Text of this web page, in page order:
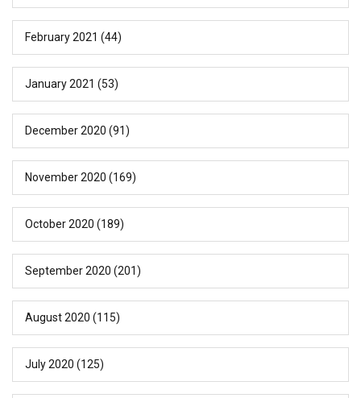
February 2021 (44)
January 2021 (53)
December 2020 (91)
November 2020 (169)
October 2020 (189)
September 2020 (201)
August 2020 (115)
July 2020 (125)